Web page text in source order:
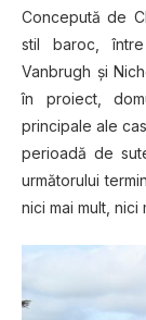
Concepută de
stil baroc,
Vanbrugh şi
în proiect,
principale ale
perioadă de
următorului
nici mai mult,